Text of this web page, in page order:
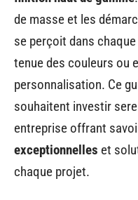
de masse et les
se perçoit dans
tenue des couleurs ou
personnalisation. Ce
souhaitent investir
entreprise offrant
exceptionnelles et
chaque projet.